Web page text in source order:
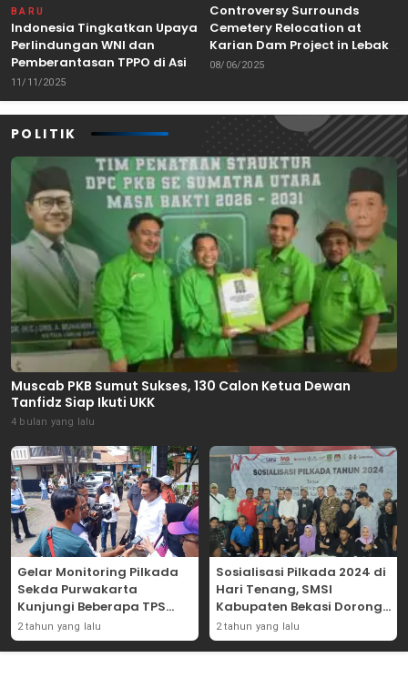
BARU
Indonesia Tingkatkan Upaya
Perlindungan WNI dan
Pemberantasan TPPO di Asia
Tenggara
11/11/2025
Controversy Surrounds
Cemetery Relocation at
Karian Dam Project in Lebak,
Banten
08/06/2025
POLITIK
Muscab PKB Sumut Sukses, 130 Calon Ketua Dewan
Tanfidz Siap Ikuti UKK
4 bulan yang lalu
Gelar Monitoring Pilkada
Sekda Purwakarta
Kunjungi Beberapa TPS
Yang Ada Di Purwakarta
2 tahun yang lalu
Sosialisasi Pilkada 2024 di
Hari Tenang, SMSI
Kabupaten Bekasi Dorong
Angka Partisipasi
Masyarakat
2 tahun yang lalu